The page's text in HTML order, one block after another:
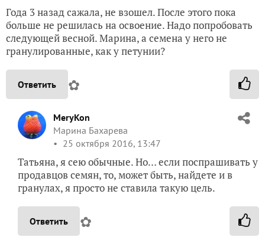
Года 3 назад сажала, не взошел. После этого пока
больше не решилась на освоение. Надо попробовать
следующей весной. Марина, а семена у него не
гранулированные, как у петунии?
Ответить ✿
MeryKon
Марина Бахарева
25 октября 2016, 13:47
Татьяна, я сею обычные. Но… если поспрашивать у
продавцов семян, то, может быть, найдете и в
гранулах, я просто не ставила такую цель.
Ответить ✿